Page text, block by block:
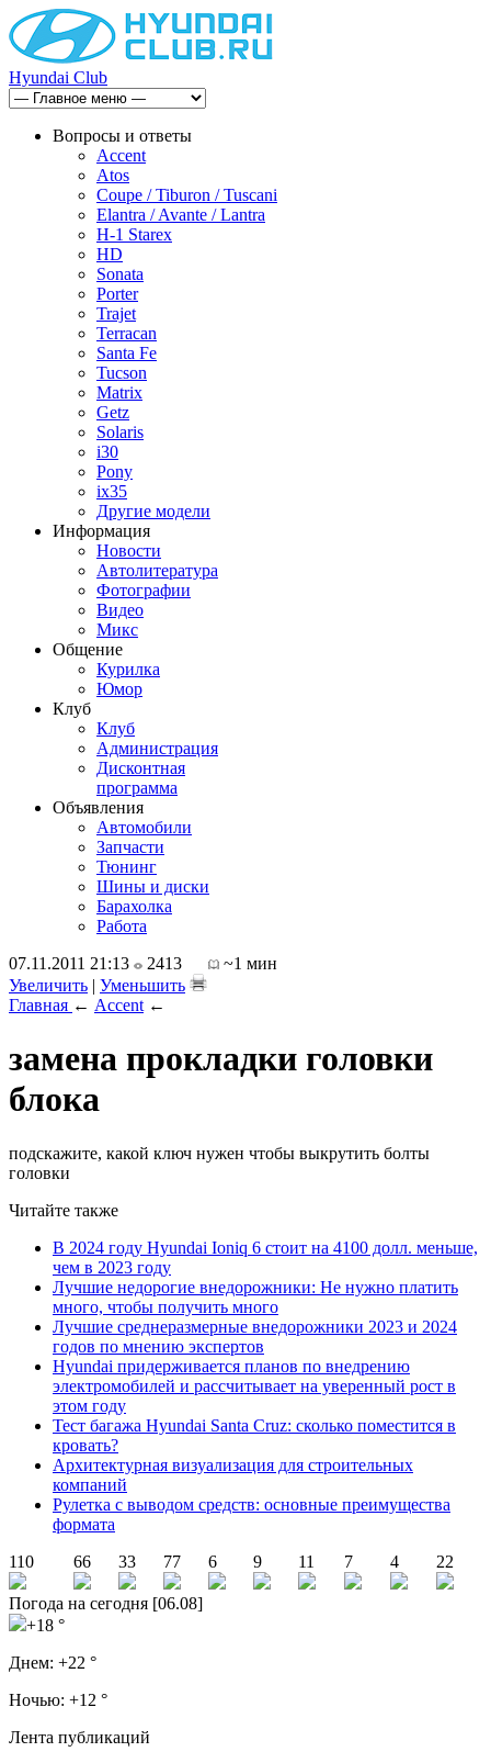
Hyundai Club
Вопросы и ответы
Accent
Atos
Coupe / Tiburon / Tuscani
Elantra / Avante / Lantra
H-1 Starex
HD
Sonata
Porter
Trajet
Terracan
Santa Fe
Tucson
Matrix
Getz
Solaris
i30
Pony
ix35
Другие модели
Информация
Новости
Автолитература
Фотографии
Видео
Микс
Общение
Курилка
Юмор
Клуб
Клуб
Администрация
Дисконтная
программа
Объявления
Автомобили
Запчасти
Тюнинг
Шины и диски
Барахолка
Работа
07.11.2011 21:13
2413
~1 мин
Увеличить | Уменьшить
Главная ← Accent ←
замена прокладки головки
блока
подскажите, какой ключ нужен чтобы выкрутить болты
головки
Читайте также
В 2024 году Hyundai Ioniq 6 стоит на 4100 долл. меньше,
чем в 2023 году
Лучшие недорогие внедорожники: Не нужно платить
много, чтобы получить много
Лучшие среднеразмерные внедорожники 2023 и 2024
годов по мнению экспертов
Hyundai придерживается планов по внедрению
электромобилей и рассчитывает на уверенный рост в
этом году
Тест багажа Hyundai Santa Cruz: сколько поместится в
кровать?
Архитектурная визуализация для строительных
компаний
Рулетка с выводом средств: основные преимущества
формата
110
66 33 77 6 9 11 7 4 22
Погода на сегодня [06.08]
+18 °
Днем: +22 °
Ночью: +12 °
Лента публикаций